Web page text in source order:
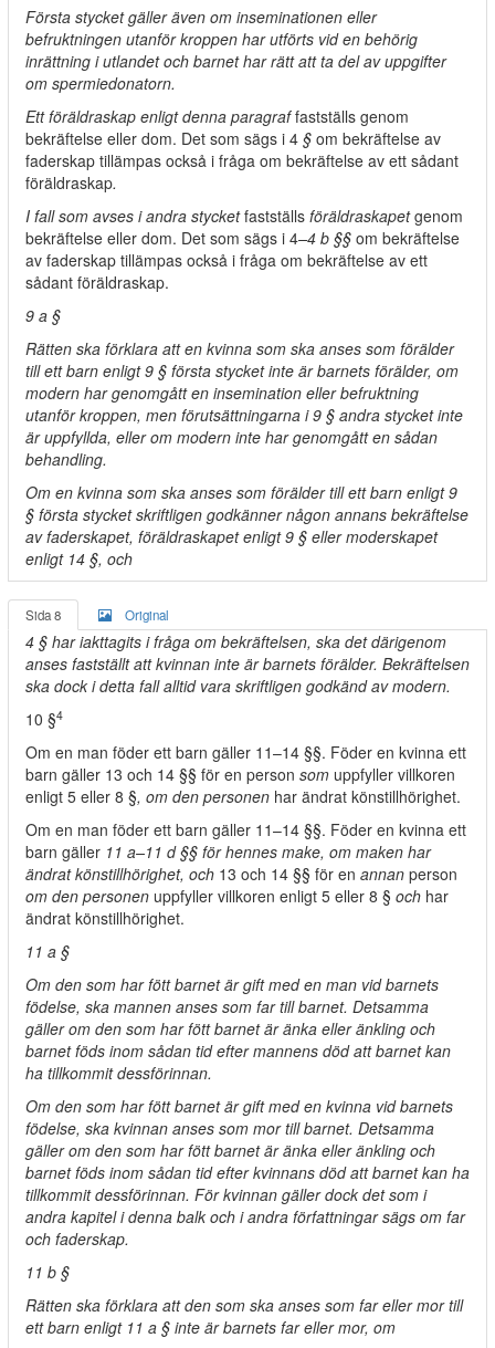
Första stycket gäller även om inseminationen eller
befruktningen utanför kroppen har utförts vid en behörig
inrättning i utlandet och barnet har rätt att ta del av uppgifter
om spermiedonatorn.
Ett föräldraskap enligt denna paragraffastställs genom
bekräftelse eller dom. Det som sägs i 4 § om bekräftelse av
faderskap tillämpas också i fråga om bekräftelse av ett sådant
föräldraskap.
I fall som avses i andra stycketfastställs föräldraskapetgenom
bekräftelse eller dom. Det som sägs i 4–4 b §§ om bekräftelse
av faderskap tillämpas också i fråga om bekräftelse av ett
sådant föräldraskap.
9 a §
Rätten ska förklara att en kvinna som ska anses som förälder
till ett barn enligt 9 § första stycket inte är barnets förälder, om
modern har genomgått en insemination eller befruktning
utanför kroppen, men förutsättningarna i 9 § andra stycket inte
är uppfyllda, eller om modern inte har genomgått en sådan
behandling.
Om en kvinna som ska anses som förälder till ett barn enligt 9
§ första stycket skriftligen godkänner någon annans bekräftelse
av faderskapet, föräldraskapet enligt 9 § eller moderskapet
enligt 14 §, och
Sida 8 Original
4 § har iakttagits i fråga om bekräftelsen, ska det därigenom
anses fastställt att kvinnan inte är barnets förälder. Bekräftelsen
ska dock i detta fall alltid vara skriftligen godkänd av modern.
10 §4
Om en man föder ett barn gäller 11–14 §§. Föder en kvinna ett
barn gäller 13 och 14 §§ för en person som uppfyller villkoren
enligt 5 eller 8 §, om den personen har ändrat könstillhörighet.
Om en man föder ett barn gäller 11–14 §§. Föder en kvinna ett
barn gäller 11 a–11 d §§ för hennes make, om maken har
ändrat könstillhörighet, och 13 och 14 §§ för en annan person
om den personen uppfyller villkoren enligt 5 eller 8 § och har
ändrat könstillhörighet.
11 a §
Om den som har fött barnet är gift med en man vid barnets
födelse, ska mannen anses som far till barnet. Detsamma
gäller om den som har fött barnet är änka eller änkling och
barnet föds inom sådan tid efter mannens död att barnet kan
ha tillkommit dessförinnan.
Om den som har fött barnet är gift med en kvinna vid barnets
födelse, ska kvinnan anses som mor till barnet. Detsamma
gäller om den som har fött barnet är änka eller änkling och
barnet föds inom sådan tid efter kvinnans död att barnet kan ha
tillkommit dessförinnan. För kvinnan gäller dock det som i
andra kapitel i denna balk och i andra författningar sägs om far
och faderskap.
11 b §
Rätten ska förklara att den som ska anses som far eller mor till
ett barn enligt 11 a § inte är barnets far eller mor, om